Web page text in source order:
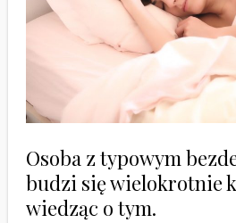
Osoba z typowym
budzi się wielokrotnie
wiedząc o tym.